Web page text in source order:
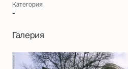
Категория
-
Галерия